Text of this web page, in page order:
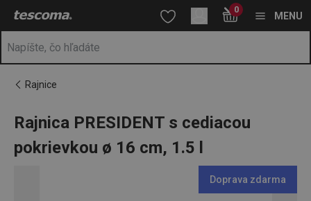
Nachádzate sa na stránke Rajnica PRESIDENT s cediacou
Prejsť na hlavný obsah
Prejsť na vyhľadávanie
Prejsť na navigáciu 0
MENU
Rajnice
Rajnica PRESIDENT s cediacou
pokrievkou ø 16 cm, 1.5 l
Doprava zdarma